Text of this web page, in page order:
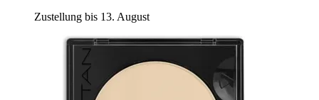
Zustellung bis 13. August